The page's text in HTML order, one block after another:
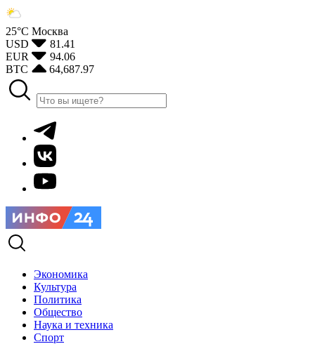
25°С Москва
USD
81.41
EUR
94.06
BTC
64,687.97
Экономика
Культура
Политика
Общество
Наука и техника
Спорт